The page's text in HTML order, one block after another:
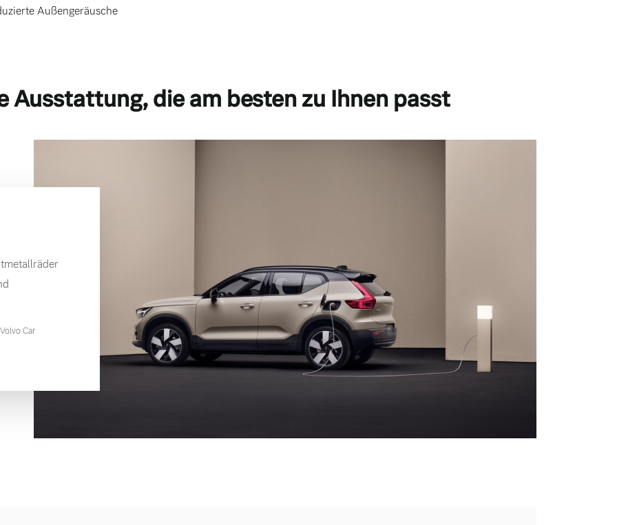
Außengeräusche
Ausstattung, die am besten zu Ihnen passt
Car